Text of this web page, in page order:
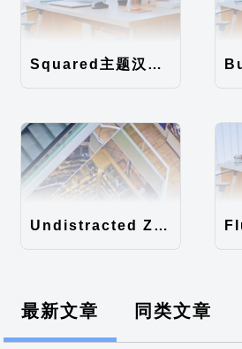
Squared主题汉化包
Undistracted Zen主题汉化包
最新文章 同类文章